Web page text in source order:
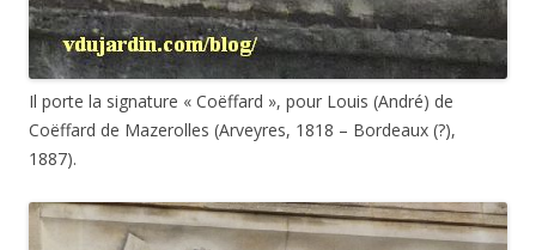
Il porte la signature « Coëffard », pour Louis (André) de
Coëffard de Mazerolles (Arveyres, 1818 – Bordeaux (?),
1887).